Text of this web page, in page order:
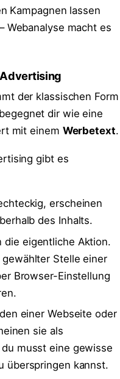
Kampagnen lassen
Webanalyse macht es
der klassischen Form
dir wie eine
mit einem Werbetext.
gibt es
erscheinen
des Inhalts.
eigentliche Aktion.
Stelle einer
Browser-Einstellung
einer Webseite oder
sie als
musst eine gewisse
überspringen kannst.